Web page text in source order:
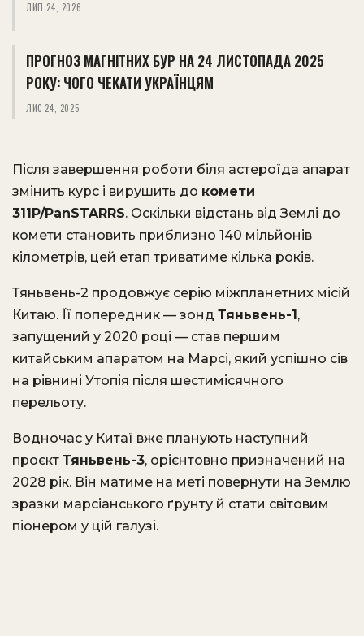
ЛИП 24, 2026
ПРОГНОЗ МАГНІТНИХ БУР НА 24 ЛИСТОПАДА 2025
РОКУ: ЧОГО ЧЕКАТИ УКРАЇНЦЯМ
ЛИС 24, 2025
Після завершення роботи біля астероїда апарат
змінить курс і вирушить до комети
311P/PanSTARRS. Оскільки відстань від Землі до
комети становить приблизно 140 мільйонів
кілометрів, цей етап триватиме кілька років.
Тяньвень-2 продовжує серію міжпланетних місій
Китаю. Її попередник — зонд Тяньвень-1,
запущений у 2020 році — став першим
китайським апаратом на Марсі, який успішно сів
на рівнині Утопія після шестимісячного
перельоту.
Водночас у Китаї вже планують наступний
проєкт Тяньвень-3, орієнтовно призначений на
2028 рік. Він матиме на меті повернути на Землю
зразки марсіанського ґрунту й стати світовим
піонером у цій галузі.